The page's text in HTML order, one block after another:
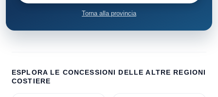
Torna alla provincia
ESPLORA LE CONCESSIONI DELLE ALTRE REGIONI
COSTIERE